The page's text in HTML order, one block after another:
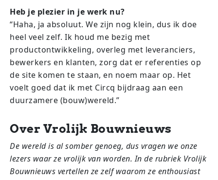
Heb je plezier in je werk nu?
“Haha, ja absoluut. We zijn nog klein, dus ik doe
heel veel zelf. Ik houd me bezig met
productontwikkeling, overleg met leveranciers,
bewerkers en klanten, zorg dat er referenties op
de site komen te staan, en noem maar op. Het
voelt goed dat ik met Circq bijdraag aan een
duurzamere (bouw)wereld.”
Over Vrolijk Bouwnieuws
De wereld is al somber genoeg, dus vragen we onze
lezers waar ze vrolijk van worden. In de rubriek Vrolijk
Bouwnieuws vertellen ze zelf waarom ze enthousiast